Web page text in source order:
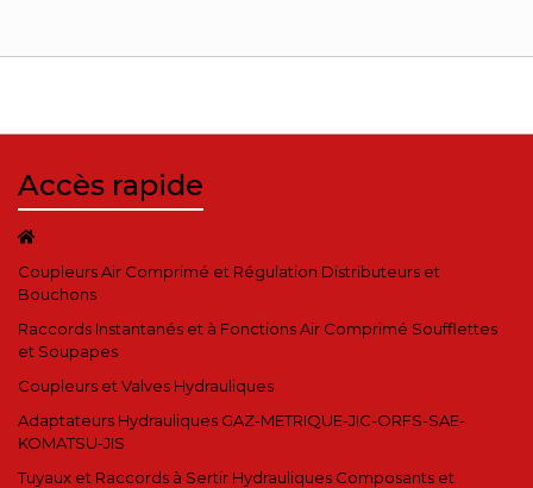
Accès rapide
Coupleurs Air Comprimé et Régulation Distributeurs et
Bouchons
Raccords Instantanés et à Fonctions Air Comprimé Soufflettes
et Soupapes
Coupleurs et Valves Hydrauliques
Adaptateurs Hydrauliques GAZ-METRIQUE-JIC-ORFS-SAE-
KOMATSU-JIS
Tuyaux et Raccords à Sertir Hydrauliques Composants et